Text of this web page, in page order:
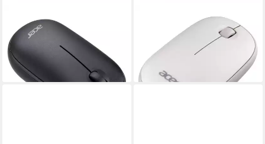
2,4G Maus AMR 100 Bubble
Mouse Maus
44,61 €
lieferbar - in 4-5 Werktagen bei dir
2,4G Maus AMR 100 Bubble
Mouse Maus
44,61 €
lieferbar - in 4-5 Werktagen bei dir